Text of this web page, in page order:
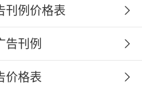
刊例价格表
告刊例
价格表